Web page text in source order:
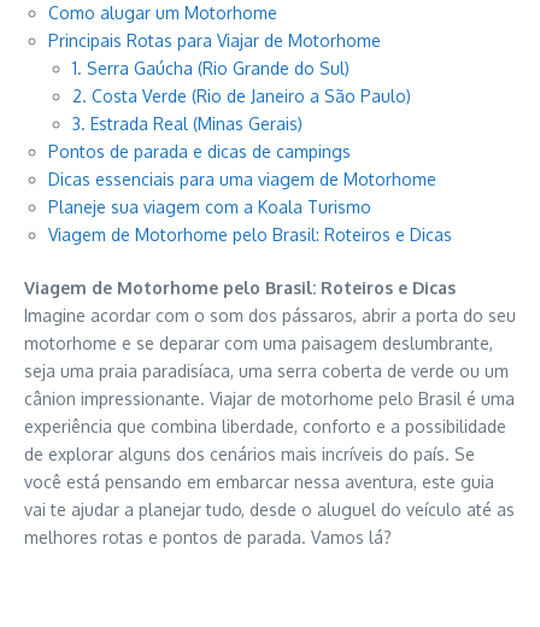
Como alugar um Motorhome
Principais Rotas para Viajar de Motorhome
1. Serra Gaúcha (Rio Grande do Sul)
2. Costa Verde (Rio de Janeiro a São Paulo)
3. Estrada Real (Minas Gerais)
Pontos de parada e dicas de campings
Dicas essenciais para uma viagem de Motorhome
Planeje sua viagem com a Koala Turismo
Viagem de Motorhome pelo Brasil: Roteiros e Dicas
Viagem de Motorhome pelo Brasil: Roteiros e Dicas
Imagine acordar com o som dos pássaros, abrir a porta do seu
motorhome e se deparar com uma paisagem deslumbrante,
seja uma praia paradisíaca, uma serra coberta de verde ou um
cânion impressionante. Viajar de motorhome pelo Brasil é uma
experiência que combina liberdade, conforto e a possibilidade
de explorar alguns dos cenários mais incríveis do país. Se
você está pensando em embarcar nessa aventura, este guia
vai te ajudar a planejar tudo, desde o aluguel do veículo até as
melhores rotas e pontos de parada. Vamos lá?